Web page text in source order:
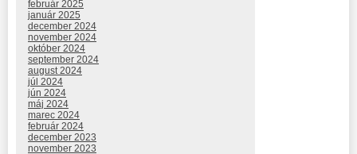
február 2025
január 2025
december 2024
november 2024
október 2024
september 2024
august 2024
júl 2024
jún 2024
máj 2024
marec 2024
február 2024
december 2023
november 2023